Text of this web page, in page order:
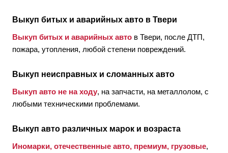
Выкуп битых и аварийных авто в Твери
Выкуп битых и аварийных авто в Твери, после ДТП,
пожара, утопления, любой степени повреждений.
Выкуп неисправных и сломанных авто
Выкуп авто не на ходу, на запчасти, на металлолом, с
любыми техническими проблемами.
Выкуп авто различных марок и возраста
Иномарки, отечественные авто, премиум, грузовые,